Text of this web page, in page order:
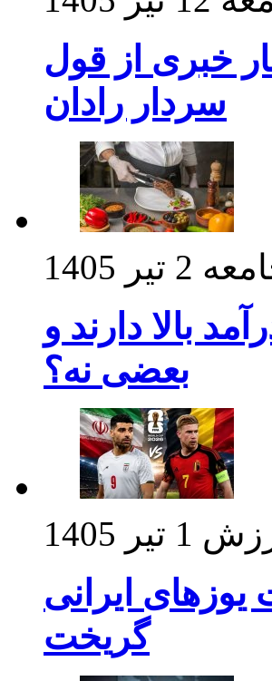
خبری از قول
سردار رادان
2 تیر 1405
بالا دارند و
بعضی نه؟
1 تیر 1405
ایرانی
گریخت